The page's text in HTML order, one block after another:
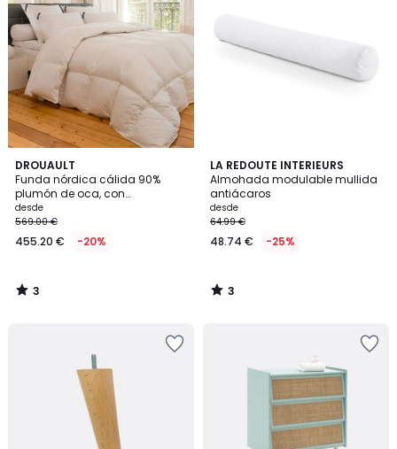
DROUAULT
Funda nórdica cálida 90%
plumón de oca, con
tratamiento antiácaros
desde
569.00 €
455.20 € -20%
3
/
5
3
/
LA REDOUTE INTERIEURS
Almohada modulable mullida
antiácaros
desde
64.99 €
48.74 € -25%
3
/
5
3
/